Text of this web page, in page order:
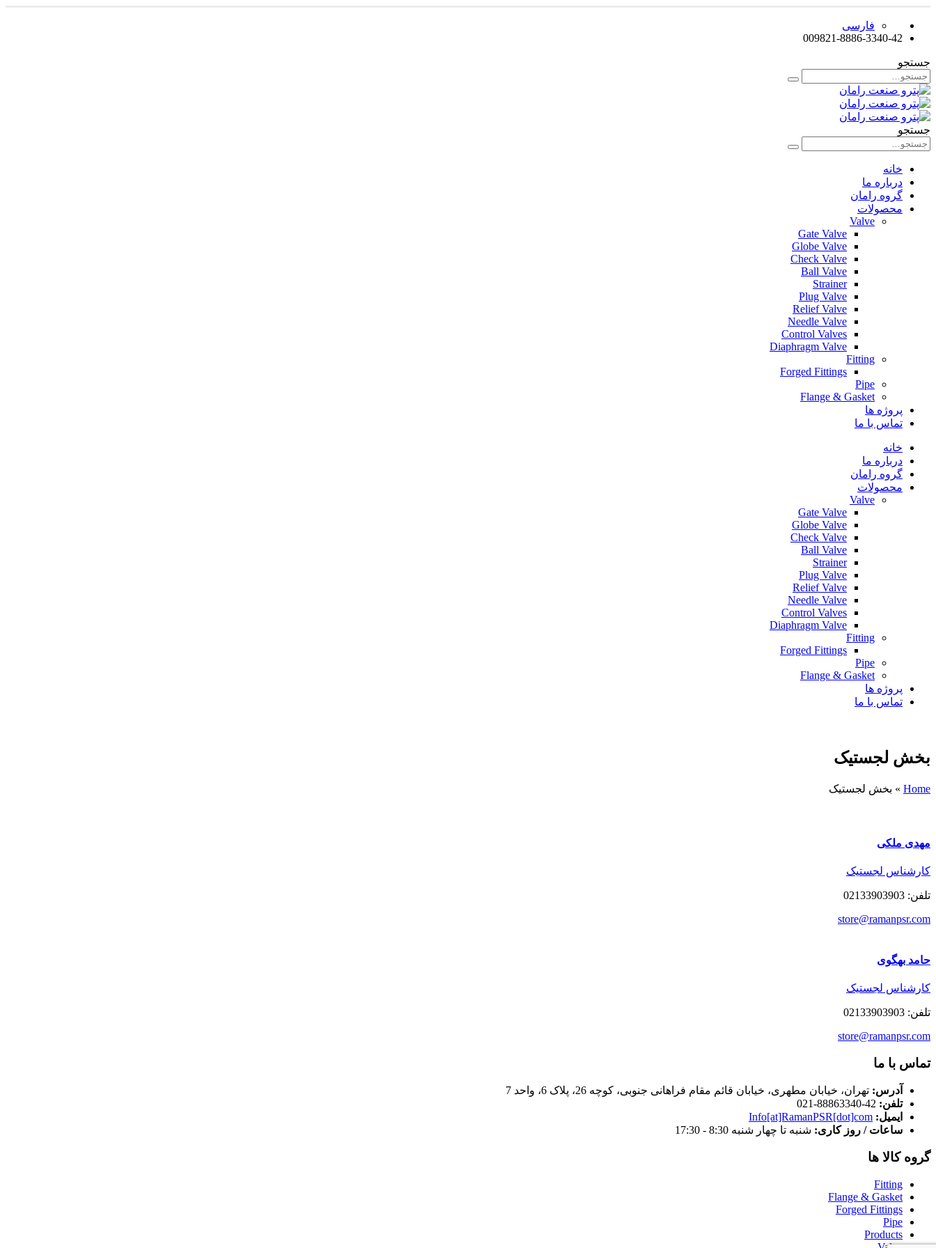
فارسی
009821-8886-3340-42
جستجو
جستجو
خانه
درباره ما
گروه رامان
محصولات
Valve
Gate Valve
Globe Valve
Check Valve
Ball Valve
Strainer
Plug Valve
Relief Valve
Needle Valve
Control Valves
Diaphragm Valve
Fitting
Forged Fittings
Pipe
Flange & Gasket
پروژه ها
تماس با ما
خانه
درباره ما
گروه رامان
محصولات
Valve
Gate Valve
Globe Valve
Check Valve
Ball Valve
Strainer
Plug Valve
Relief Valve
Needle Valve
Control Valves
Diaphragm Valve
Fitting
Forged Fittings
Pipe
Flange & Gasket
پروژه ها
تماس با ما
بخش لجستیک
Home
» بخش لجستیک
مهدی ملکی
کارشناس لجستیک
تلفن: 02133903903
store@ramanpsr.com
حامد بهگوی
کارشناس لجستیک
تلفن: 02133903903
store@ramanpsr.com
تماس با ما
آدرس: تهران، خیابان مطهری، خیابان قائم مقام فراهانی جنوبی، کوچه 26، پلاک 6، واحد 7
تلفن: 42-88863340-021
ایمیل: Info[at]RamanPSR[dot]com
ساعات / روز کاری: شنبه تا چهار شنبه 8:30 - 17:30
گروه کالا ها
Fitting
Flange & Gasket
Forged Fittings
Pipe
Products